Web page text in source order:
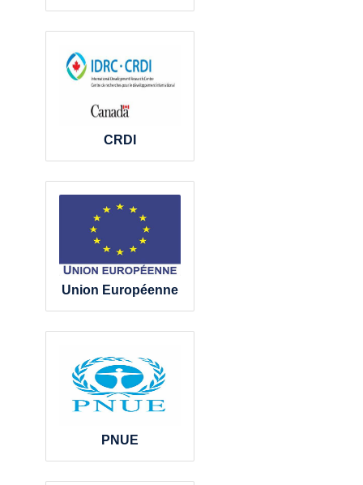
CRDI
Union Européenne
PNUE